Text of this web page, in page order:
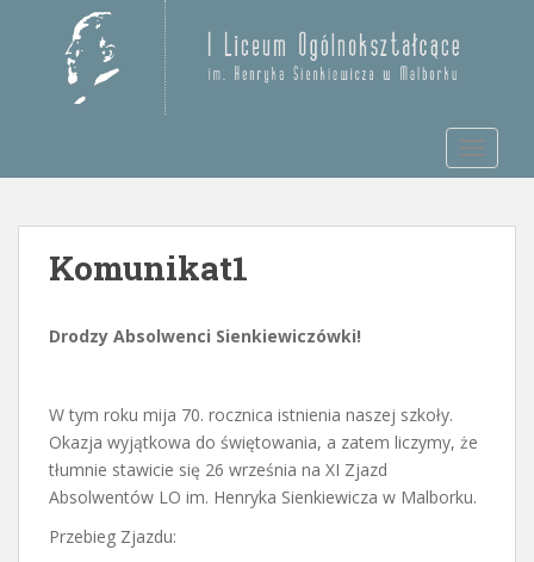
m
Komunikat1
Drodzy Absolwenci Sienkiewiczówki!
W tym roku mija 70. rocznica istnienia naszej szkoły.
Okazja wyjątkowa do świętowania, a zatem liczymy, że
tłumnie stawicie się 26 września na XI Zjazd
Absolwentów LO im. Henryka Sienkiewicza w Malborku.
Przebieg Zjazdu: